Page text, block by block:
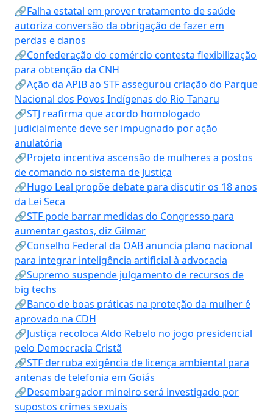
🔗Falha estatal em prover tratamento de saúde
autoriza conversão da obrigação de fazer em
perdas e danos
🔗Confederação do comércio contesta flexibilização
para obtenção da CNH
🔗Ação da APIB ao STF assegurou criação do Parque
Nacional dos Povos Indígenas do Rio Tanaru
🔗STJ reafirma que acordo homologado
judicialmente deve ser impugnado por ação
anulatória
🔗Projeto incentiva ascensão de mulheres a postos
de comando no sistema de Justiça
🔗Hugo Leal propõe debate para discutir os 18 anos
da Lei Seca
🔗STF pode barrar medidas do Congresso para
aumentar gastos, diz Gilmar
🔗Conselho Federal da OAB anuncia plano nacional
para integrar inteligência artificial à advocacia
🔗Supremo suspende julgamento de recursos de
big techs
🔗Banco de boas práticas na proteção da mulher é
aprovado na CDH
🔗Justiça recoloca Aldo Rebelo no jogo presidencial
pelo Democracia Cristã
🔗STF derruba exigência de licença ambiental para
antenas de telefonia em Goiás
🔗Desembargador mineiro será investigado por
supostos crimes sexuais